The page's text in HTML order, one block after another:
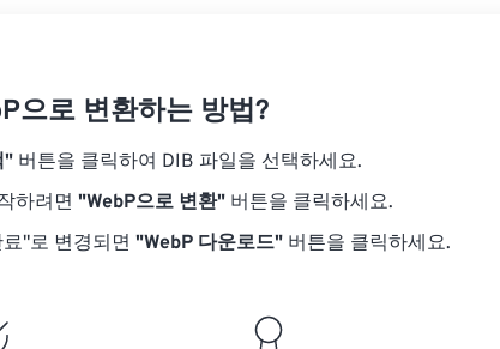
으로 변환하는 방법?
" 버튼을 클릭하여 DIB 파일을 선택하세요.
하려면 "WebP으로 변환" 버튼을 클릭하세요.
"로 변경되면 "WebP 다운로드" 버튼을 클릭하세요.